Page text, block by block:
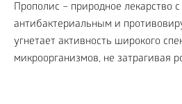
Прополис – природное лекарство
антибактериальным и
угнетает активность широкого
микроорганизмов, не затрагивая